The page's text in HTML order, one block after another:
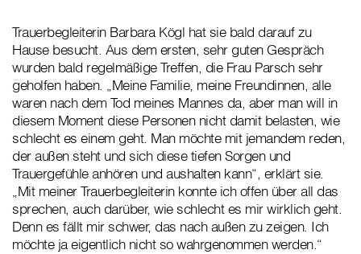
Trauerbegleiterin Barbara Kögl hat sie bald darauf zu
Hause besucht. Aus dem ersten, sehr guten Gespräch
wurden bald regelmäßige Treffen, die Frau Parsch sehr
geholfen haben. „Meine Familie, meine Freundinnen, alle
waren nach dem Tod meines Mannes da, aber man will in
diesem Moment diese Personen nicht damit belasten, wie
schlecht es einem geht. Man möchte mit jemandem reden,
der außen steht und sich diese tiefen Sorgen und
Trauergefühle anhören und aushalten kann“, erklärt sie.
„Mit meiner Trauerbegleiterin konnte ich offen über all das
sprechen, auch darüber, wie schlecht es mir wirklich geht.
Denn es fällt mir schwer, das nach außen zu zeigen. Ich
möchte ja eigentlich nicht so wahrgenommen werden.“